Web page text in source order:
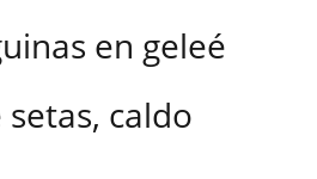
en geleé
caldo